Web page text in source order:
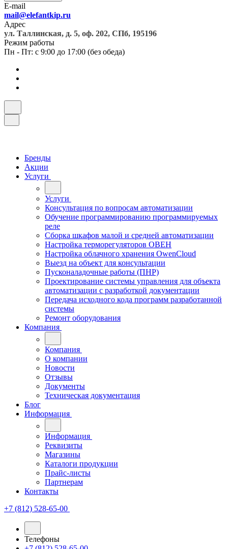
E-mail
mail@elefantkip.ru
Адрес
ул. Таллинская, д. 5, оф. 202, СПб, 195196
Режим работы
Пн - Пт: с 9:00 до 17:00 (без обеда)
Бренды
Акции
Услуги
Услуги
Консультация по вопросам автоматизации
Обучение программированию программируемых
реле
Сборка шкафов малой и средней автоматизации
Настройка терморегуляторов ОВЕН
Настройка облачного хранения OwenCloud
Выезд на объект для консультации
Пусконаладочные работы (ПНР)
Проектирование системы управления для объекта
автоматизации с разработкой документации
Передача исходного кода программ разработанной
системы
Ремонт оборудования
Компания
Компания
О компании
Новости
Отзывы
Документы
Техническая документация
Блог
Информация
Информация
Реквизиты
Магазины
Каталоги продукции
Прайс-листы
Партнерам
Контакты
+7 (812) 528-65-00
Телефоны